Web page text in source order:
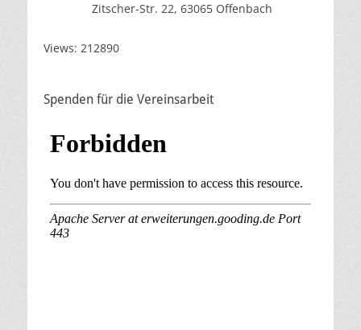
Zitscher-Str. 22, 63065 Offenbach
Views: 212890
Spenden für die Vereinsarbeit